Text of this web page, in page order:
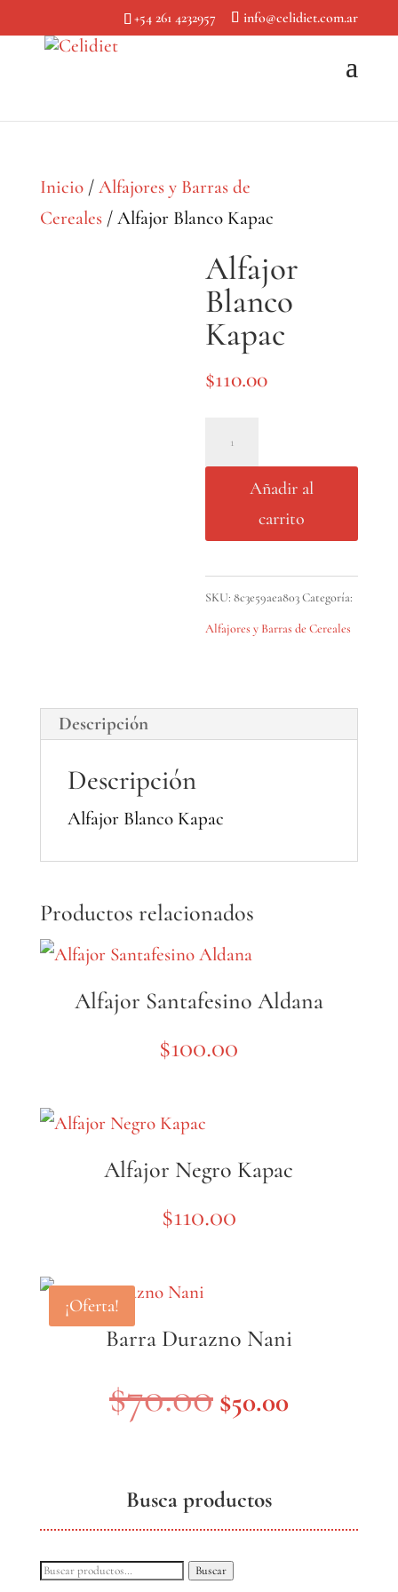
+54 261 4232957 info@celidiet.com.ar
Inicio/ Alfajores y Barras de
Cereales/ Alfajor Blanco Kapac
Alfajor
Blanco
Kapac
$110.00
Blanco
Kapac
cantidad
Añadir al
carrito
SKU:8c3e59aea803Categoría:
Alfajores y Barras de Cereales
Descripción
Descripción
Alfajor Blanco Kapac
Productos relacionados
Alfajor Santafesino Aldana
$100.00
Alfajor Negro Kapac
$110.00
¡Oferta!
Barra Durazno Nani
$70.00
era:
$70.00.
$50.00
es:
Busca productos
Buscar
Buscar